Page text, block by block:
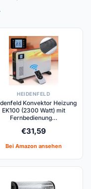
HEIDENFELD
Konvektor Heizung
EK100 (2300 Watt) mit
Fernbedienung…
€31,59
Bei Amazon ansehen